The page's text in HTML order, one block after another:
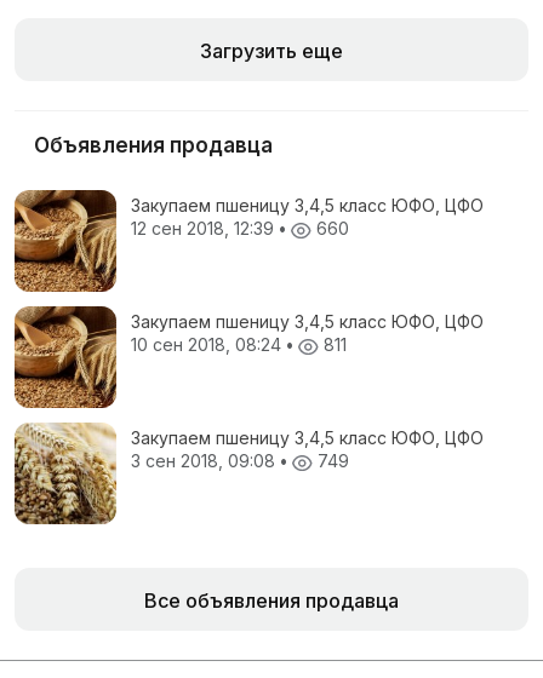
Загрузить еще
Объявления продавца
Закупаем пшеницу 3,4,5 класс ЮФО, ЦФО
12 сен 2018, 12:39 • 660
Закупаем пшеницу 3,4,5 класс ЮФО, ЦФО
10 сен 2018, 08:24 • 811
Закупаем пшеницу 3,4,5 класс ЮФО, ЦФО
3 сен 2018, 09:08 • 749
Все объявления продавца